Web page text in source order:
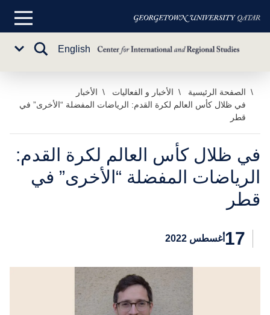
تخطي
المحتوى
الرئيسي
القائمة
English
تبديل
الصفحة الرئيسية الأخبار و الفعاليات
الأخبار
في ظلال كأس العالم لكرة القدم: الرياضات المفضلة “الأخرى” في
قطر
في ظلال كأس العالم لكرة القدم:
الرياضات المفضلة “الأخرى” في
قطر
17أغسطس 2022